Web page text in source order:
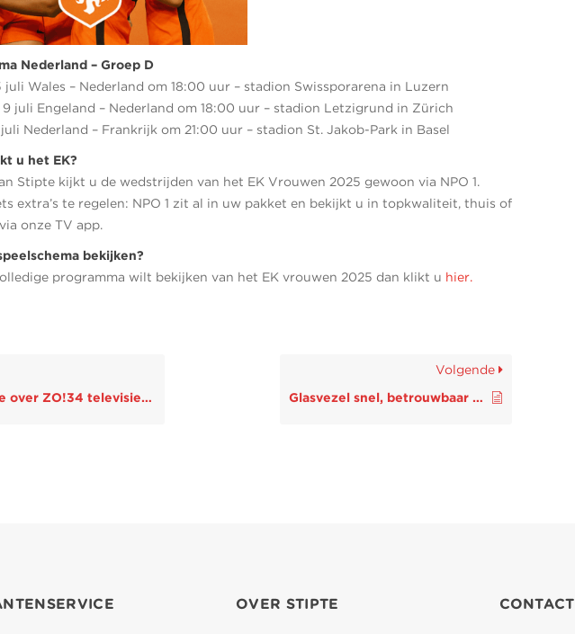
Nederland – Groep D
juli Wales – Nederland om 18:00 uur – stadion Swissporarena in Luzern
9 juli Engeland – Nederland om 18:00 uur – stadion Letzigrund in Zürich
Nederland – Frankrijk om 21:00 uur – stadion St. Jakob-Park in Basel
u het EK?
Stipte kijkt u de wedstrijden van het EK Vrouwen 2025 gewoon via NPO 1.
extra’s te regelen: NPO 1 zit al in uw pakket en bekijkt u in topkwaliteit, thuis of
onze TV app.
bekijken?
programma wilt bekijken van het EK vrouwen 2025 dan klikt u hier.
ZO!34 televisie- en radiozender
Volgende
Glasvezel snel, betrouwbaar en energiezuinig
OVER STIPTE CONTACT